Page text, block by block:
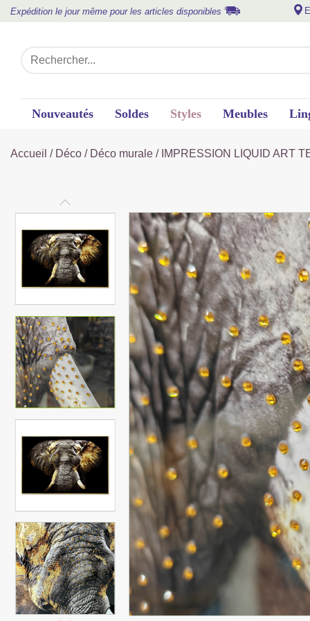
Expédition le jour même pour les articles disponibles
Nouveautés Soldes Styles Meubles
Accueil / Déco / Déco murale / IMPRESSION LIQUID ART